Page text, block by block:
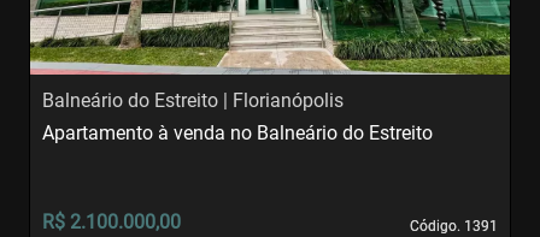
Balneário do Estreito | Florianópolis
Código. 1391
Código. 1391
Apartamento à venda no Balneário do Estreito
R$ 2.100.000,00